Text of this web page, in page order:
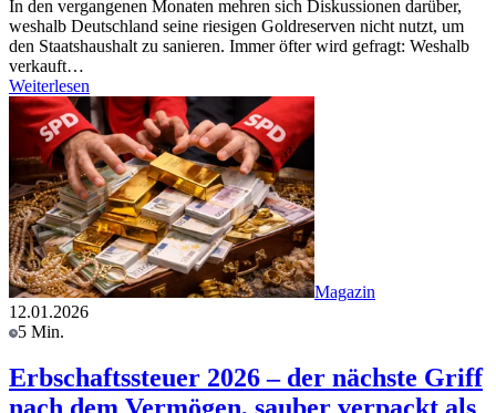
In den vergangenen Monaten mehren sich Diskussionen darüber,
weshalb Deutschland seine riesigen Goldreserven nicht nutzt, um
den Staatshaushalt zu sanieren. Immer öfter wird gefragt: Weshalb
verkauft…
Weiterlesen
Magazin
12.01.2026
5 Min.
Erbschaftssteuer 2026 – der nächste Griff